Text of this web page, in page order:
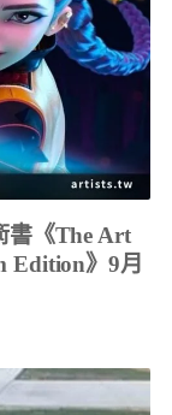
書《The Art
Edition》9月